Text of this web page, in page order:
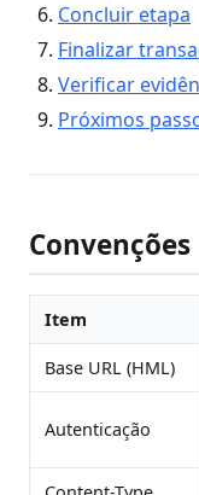
Concluir etapa
Finalizar
Verificar
Próximos
Convenções
Item
Base URL (HML)
Autenticação